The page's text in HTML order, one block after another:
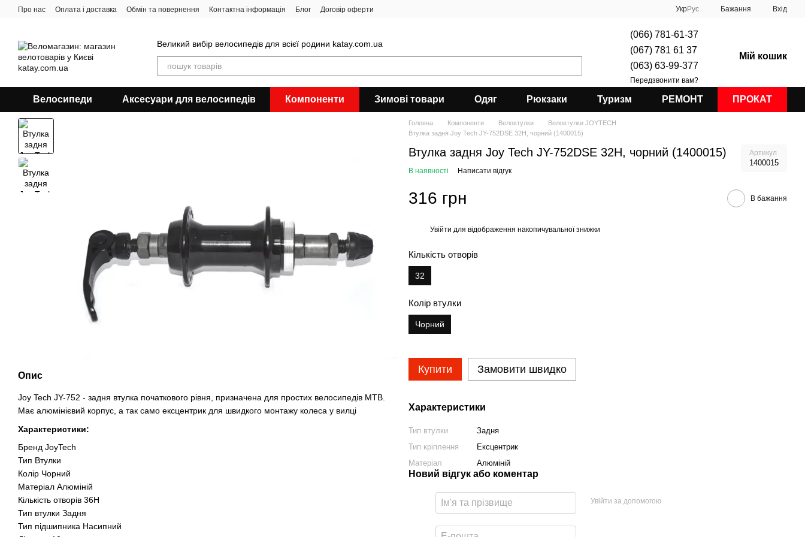
Перейти до основного контенту
Про нас Оплата і доставка Обмін та повернення Контактна інформація Блог Договір оферти УкрРус Бажання Вхід
Великий вибір велосипедів для всієї родини katay.com.ua
(066) 781-61-37
(067) 781 61 37
(063) 63-99-377
Передзвонити вам?
Мій кошик
Велосипеди Аксесуари для велосипедів Компоненти Зимові товари Одяг Рюкзаки Туризм РЕМОНТ ПРОКАТ
Опис
Joy Tech JY-752 - задня втулка початкового рівня, призначена для простих велосипедів MTB.
Має алюмінієвий корпус, а так само ексцентрик для швидкого монтажу колеса у вилці
Характеристики:
Бренд JoyTech
Тип Втулки
Колір Чорний
Матеріал Алюміній
Кількість отворів 36H
Тип втулки Задня
Тип підшипника Насипний
Головна Компоненти Веловтулки
Веловтулки JOYTECH
Втулка задня Joy Tech JY-752DSE 32H, чорний (1400015)
Втулка задня Joy Tech JY-752DSE 32H, чорний (1400015) Артикул
1400015
В наявності Написати відгук
316 грн В бажання
Увійти для відображення накопичувальної знижки
Кількість отворів
32
Колір втулки
Чорний
Купити Замовити швидко
Характеристики
Тип втулки
Задня
Тип кріплення
Ексцентрик
Матеріал
Алюміній
Новий відгук або коментар
Увійти за допомогою